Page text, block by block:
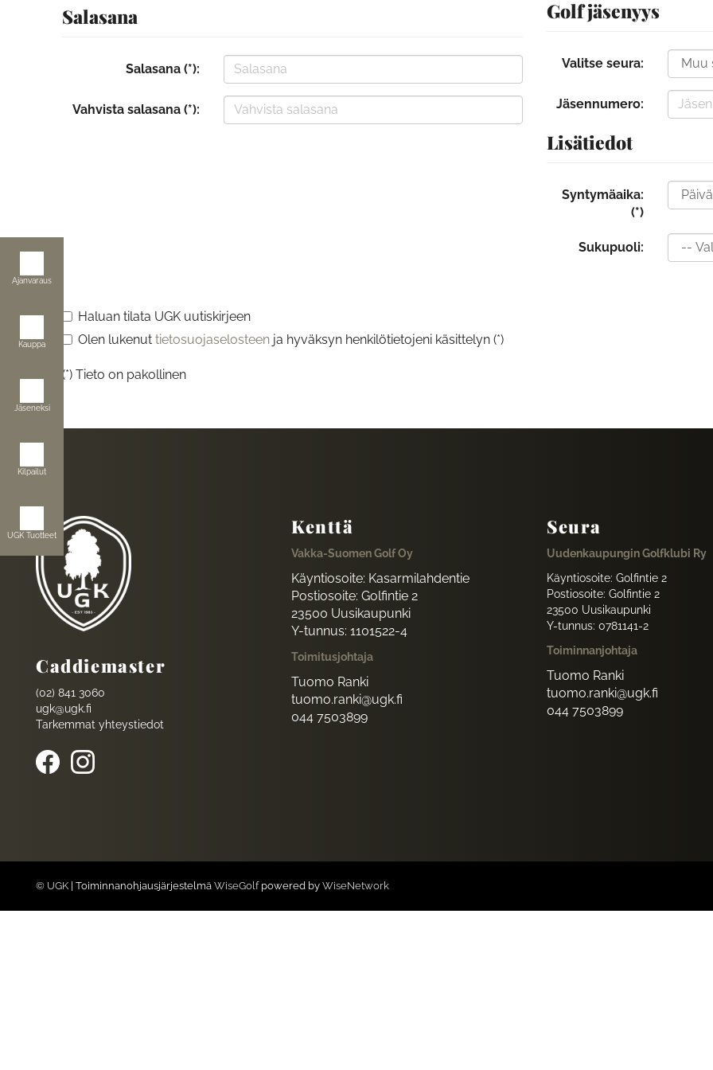
Ajanvaraus
Kauppa
Jäseneksi
Kilpailut
UGK Tuotteet
Salasana
Salasana (*):
Vahvista salasana (*):
Golf jäsenyys
Valitse seura:
Jäsennumero:
Lisätiedot
Syntymäaika:
(*)
Sukupuoli:
Haluan tilata UGK uutiskirjeen
Olen lukenut tietosuojaselosteen ja hyväksyn henkilötietojeni käsittelyn (*)
(*) Tieto on pakollinen
Caddiemaster
(02) 841 3060
ugk@ugk.fi
Tarkemmat yhteystiedot
Kenttä
Vakka-Suomen Golf Oy
Käyntiosoite: Kasarmilahdentie
Postiosoite: Golfintie 2
23500 Uusikaupunki
Y-tunnus: 1101522-4
Toimitusjohtaja
Tuomo Ranki
tuomo.ranki@ugk.fi
044 7503899
Seura
Uudenkaupungin Golfklubi Ry
Käyntiosoite: Golfintie 2
Postiosoite: Golfintie 2
23500 Uusikaupunki
Y-tunnus: 0781141-2
Toiminnanjohtaja
Tuomo Ranki
tuomo.ranki@ugk.fi
044 7503899
© UGK | Toiminnanohjausjärjestelmä WiseGolfpowered by WiseNetwork